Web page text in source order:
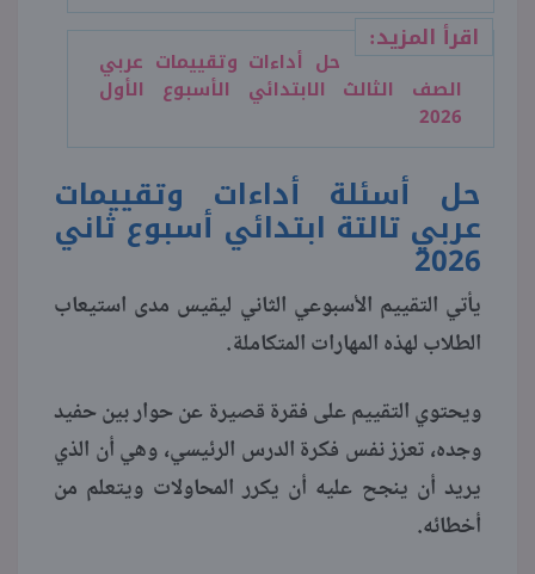
اقرأ المزيد:
حل أداءات وتقييمات عربي
الصف الثالث الابتدائي الأسبوع الأول
2026
حل أسئلة أداءات وتقييمات
عربي تالتة ابتدائي أسبوع ثاني
2026
يأتي التقييم الأسبوعي الثاني ليقيس مدى استيعاب
الطلاب لهذه المهارات المتكاملة.
ويحتوي التقييم على فقرة قصيرة عن حوار بين حفيد
وجده، تعزز نفس فكرة الدرس الرئيسي، وهي أن الذي
يريد أن ينجح عليه أن يكرر المحاولات ويتعلم من
أخطائه.